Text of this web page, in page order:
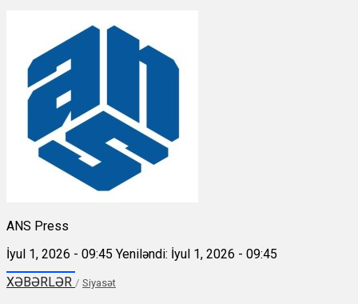
ANS Press
İyul 1, 2026 - 09:45 Yeniləndi: İyul 1, 2026 - 09:45
XƏBƏRLƏR / Siyasət